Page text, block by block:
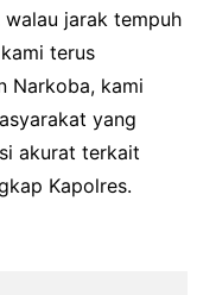
jarak tempuh
terus
Narkoba, kami
yang
akurat terkait
Kapolres.